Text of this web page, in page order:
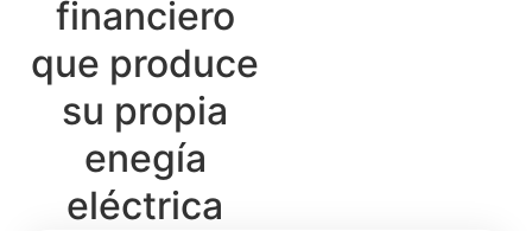
financiero
que produce
su propia
enegía
eléctrica